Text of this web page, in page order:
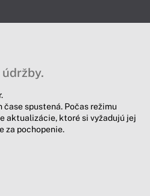
spustená. Počas režimu
aktualizácie, ktoré si vyžadujú jej
za pochopenie.